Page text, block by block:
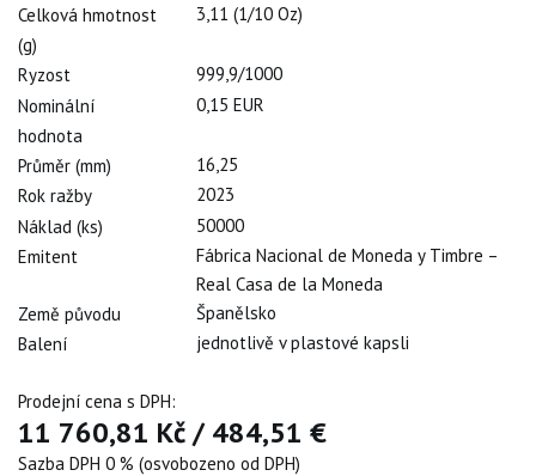
Celková hmotnost
(g)
3,11 (1/10 Oz)
Ryzost
999,9/1000
Nominální
hodnota
0,15 EUR
Průměr (mm)
16,25
Rok ražby
2023
Náklad (ks)
50000
Emitent
Fábrica Nacional de Moneda y Timbre –
Real Casa de la Moneda
Země původu
Španělsko
Balení
jednotlivě v plastové kapsli
Prodejní cena s DPH:
11 760,81 Kč/484,51 €
Sazba DPH 0 % (osvobozeno od DPH)